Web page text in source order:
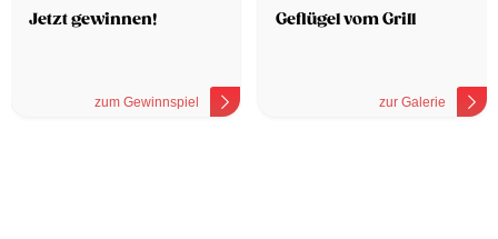
Jetzt gewinnen!
zum Gewinnspiel
Geflügel vom Grill
zur Galerie